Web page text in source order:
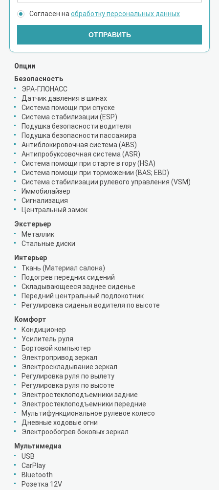
Согласен на обработку персональных данных
ОТПРАВИТЬ
Опции
Безопасность
ЭРА-ГЛОНАСС
Датчик давления в шинах
Система помощи при спуске
Система стабилизации (ESP)
Подушка безопасности водителя
Подушка безопасности пассажира
Антиблокировочная система (ABS)
Антипробуксовочная система (ASR)
Система помощи при старте в гору (HSA)
Система помощи при торможении (BAS; EBD)
Система стабилизации рулевого управления (VSM)
Иммобилайзер
Сигнализация
Центральный замок
Экстерьер
Металлик
Стальные диски
Интерьер
Ткань (Материал салона)
Подогрев передних сидений
Складывающееся заднее сиденье
Передний центральный подлокотник
Регулировка сиденья водителя по высоте
Комфорт
Кондиционер
Усилитель руля
Бортовой компьютер
Электропривод зеркал
Электроскладывание зеркал
Регулировка руля по вылету
Регулировка руля по высоте
Электростеклоподъемники задние
Электростеклоподъемники передние
Мультифункциональное рулевое колесо
Дневные ходовые огни
Электрообогрев боковых зеркал
Мультимедиа
USB
CarPlay
Bluetooth
Розетка 12V